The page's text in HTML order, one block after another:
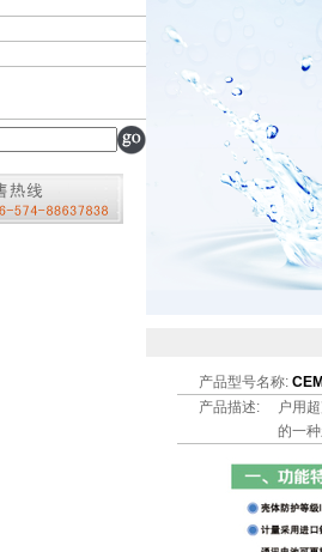
产品型号名称:
产品描述:
户用
的一